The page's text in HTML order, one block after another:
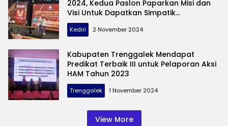
2024, Kedua Paslon Paparkan Misi dan
Visi Untuk Dapatkan Simpatik
Masyarakat
Kediri 2 November 2024
Kabupaten Trenggalek Mendapat
Predikat Terbaik III untuk Pelaporan Aksi
HAM Tahun 2023
Trenggalek 1 November 2024
View More